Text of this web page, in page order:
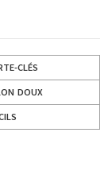
CLÉS
DOUX